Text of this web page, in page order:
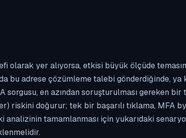
olarak yer alıyorsa, etkisi büyük ölçüde
bu adrese çözümleme talebi gönderdiğinde, ya
en azından soruşturulması gereken
riskini doğurur; tek bir başarılı tıklama, MFA
tamamlanması için yukarıdaki